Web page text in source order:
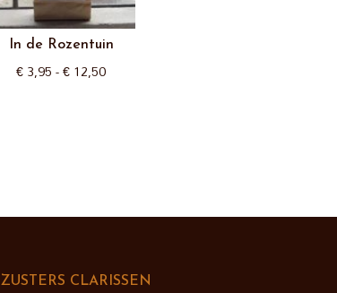
In de Rozentuin
€3,95 -€12,50Prijsklasse:
ZUSTERS CLARISSEN